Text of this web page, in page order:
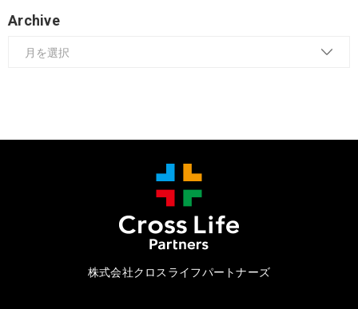
Archive
株式会社クロスライフパートナーズ